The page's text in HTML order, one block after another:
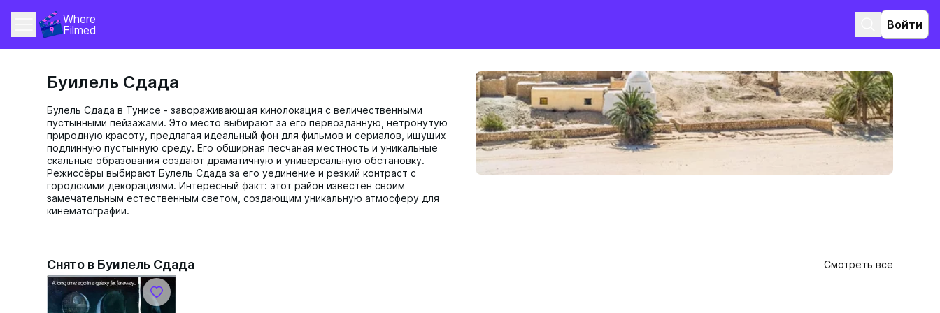
Where
Filmed
Войти
Буилель Сдада
Булель Сдада в Тунисе - завораживающая кинолокация с величественными
пустынными пейзажами. Это место выбирают за его первозданную, нетронутую
природную красоту, предлагая идеальный фон для фильмов и сериалов, ищущих
подлинную пустынную среду. Его обширная песчаная местность и уникальные
скальные образования создают драматичную и универсальную обстановку.
Режиссёры выбирают Булель Сдада за его уединение и резкий контраст с
городскими декорациями. Интересный факт: этот район известен своим
замечательным естественным светом, создающим уникальную атмосферу для
кинематографии.
Снято в Буилель Сдада Смотреть все